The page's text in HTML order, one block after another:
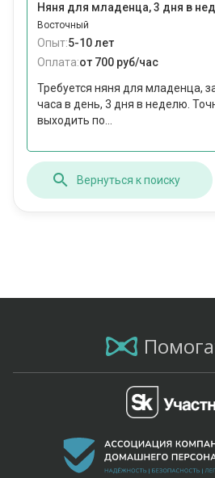
Няня для младенца, 3 дня в
Восточный
Опыт:5-10 лет
Оплата:от 700 руб/час
Требуется няня для младенца,
часа в день, 3 дня в неделю.
выходить по...
Вернуться к поиску